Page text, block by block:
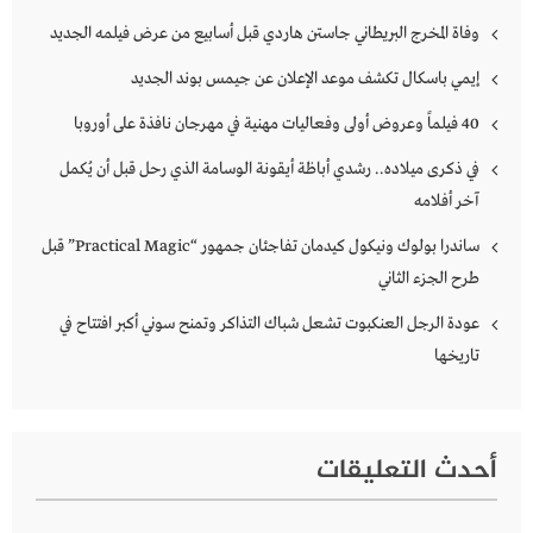
وفاة المخرج البريطاني جاستن هاردي قبل أسابيع من عرض فيلمه الجديد
إيمي باسكال تكشف موعد الإعلان عن جيمس بوند الجديد
40 فيلماً وعروض أولى وفعاليات مهنية في مهرجان نافذة على أوروبا
في ذكرى ميلاده.. رشدي أباظة أيقونة الوسامة الذي رحل قبل أن يُكمل
آخر أفلامه
ساندرا بولوك ونيكول كيدمان تفاجئان جمهور “Practical Magic” قبل
طرح الجزء الثاني
عودة الرجل العنكبوت تشعل شباك التذاكر وتمنح سوني أكبر افتتاح في
تاريخها
أحدث التعليقات